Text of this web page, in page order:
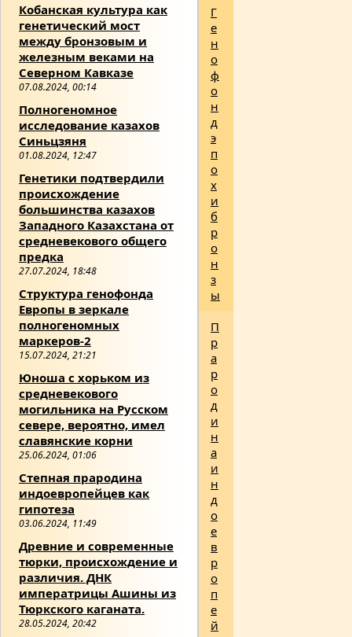
Кобанская культура как
генетический мост
между бронзовым и
железным веками на
Северном Кавказе
07.08.2024, 00:14
Полногеномное
исследование казахов
Синьцзяня
01.08.2024, 12:47
Генетики подтвердили
происхождение
большинства казахов
Западного Казахстана от
средневекового общего
предка
27.07.2024, 18:48
Структура генофонда
Европы в зеркале
полногеномных
маркеров-2
15.07.2024, 21:21
Юноша с хорьком из
средневекового
могильника на Русском
севере, вероятно, имел
славянские корни
25.06.2024, 01:06
Степная прародина
индоевропейцев как
гипотеза
03.06.2024, 11:49
Древние и современные
тюрки, происхождение и
различия. ДНК
императрицы Ашины из
Тюркского каганата.
28.05.2024, 20:42
Г
е
н
о
ф
о
н
д
э
п
о
х
и
б
р
о
н
з
ы
П
р
а
р
о
д
и
н
а
и
н
д
о
е
в
р
о
п
е
й